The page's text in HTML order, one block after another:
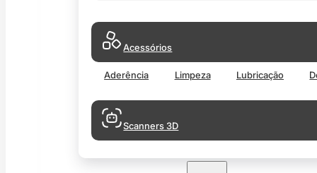
Acessórios
Aderência Limpeza Lubricação
Scanners 3D